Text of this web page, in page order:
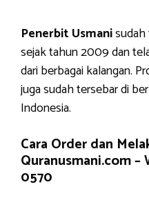
Penerbit Usmani
sejak tahun 2009 dan
dari berbagai kalangan.
juga sudah tersebar di
Indonesia.
Cara Order dan
Quranusmani.com –
0570